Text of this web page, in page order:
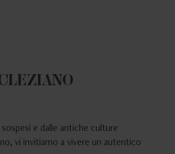
e dalle antiche culture
vi invitiamo a vivere un autentico